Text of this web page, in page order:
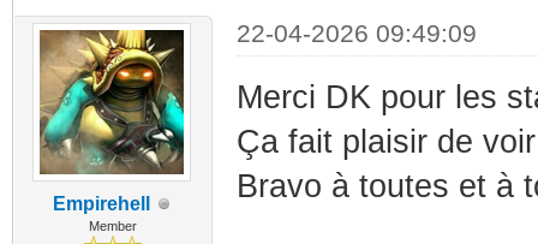
Empirehell
Member
22-04-2026 09:49:09
Merci DK pour les
Ça fait plaisir de
Bravo à toutes et à